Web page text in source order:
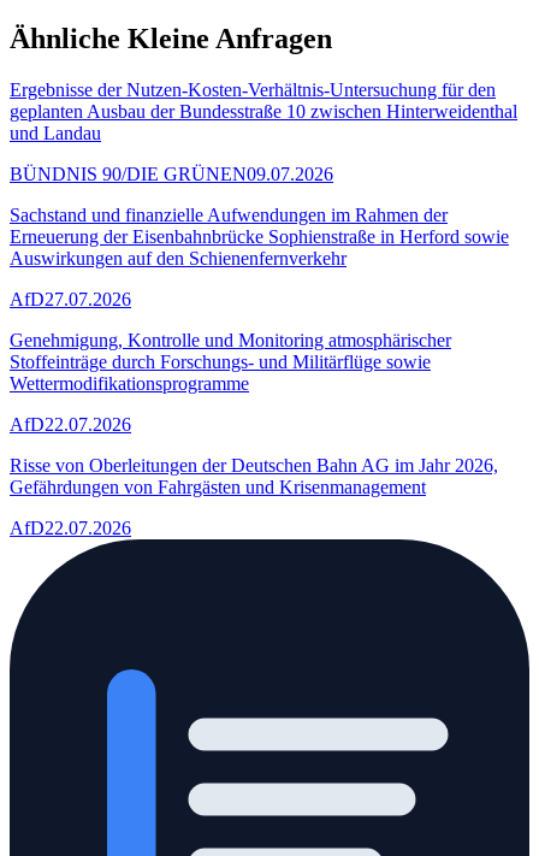
Ähnliche Kleine Anfragen
Ergebnisse der Nutzen-Kosten-Verhältnis-Untersuchung für den
geplanten Ausbau der Bundesstraße 10 zwischen Hinterweidenthal
und Landau
BÜNDNIS 90/DIE GRÜNEN09.07.2026
Sachstand und finanzielle Aufwendungen im Rahmen der
Erneuerung der Eisenbahnbrücke Sophienstraße in Herford sowie
Auswirkungen auf den Schienenfernverkehr
AfD27.07.2026
Genehmigung, Kontrolle und Monitoring atmosphärischer
Stoffeinträge durch Forschungs- und Militärflüge sowie
Wettermodifikationsprogramme
AfD22.07.2026
Risse von Oberleitungen der Deutschen Bahn AG im Jahr 2026,
Gefährdungen von Fahrgästen und Krisenmanagement
AfD22.07.2026